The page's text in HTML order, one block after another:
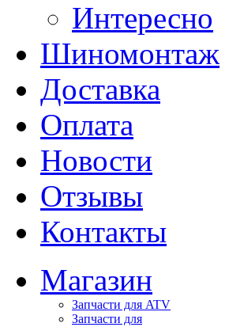
Интересно
Шиномонтаж
Доставка
Оплата
Новости
Отзывы
Контакты
Магазин
Запчасти для ATV
Запчасти для